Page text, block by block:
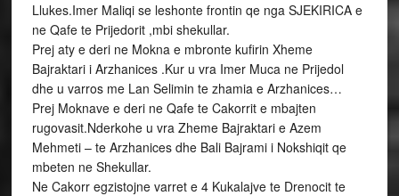
Llukes.Imer Maliqi se leshonte frontin qe nga SJEKIRICA e
ne Qafe te Prijedorit ,mbi shekullar.
Prej aty e deri ne Mokna e mbronte kufirin Xheme
Bajraktari i Arzhanices .Kur u vra Imer Muca ne Prijedol
dhe u varros me Lan Selimin te zhamia e Arzhanices…
Prej Moknave e deri ne Qafe te Cakorrit e mbajten
rugovasit.Nderkohe u vra Zheme Bajraktari e Azem
Mehmeti – te Arzhanices dhe Bali Bajrami i Nokshiqit qe
mbeten ne Shekullar.
Ne Cakorr egzistojne varret e 4 Kukalajve te Drenocit te